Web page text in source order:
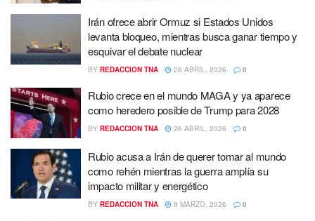
Irán ofrece abrir Ormuz si Estados Unidos
levanta bloqueo, mientras busca ganar tiempo y
esquivar el debate nuclear
BY REDACCION TNA 28 ABRIL, 2026 0
Rubio crece en el mundo MAGA y ya aparece
como heredero posible de Trump para 2028
BY REDACCION TNA 26 ABRIL, 2026 0
Rubio acusa a Irán de querer tomar al mundo
como rehén mientras la guerra amplía su
impacto militar y energético
BY REDACCION TNA 9 MARZO, 2026 0